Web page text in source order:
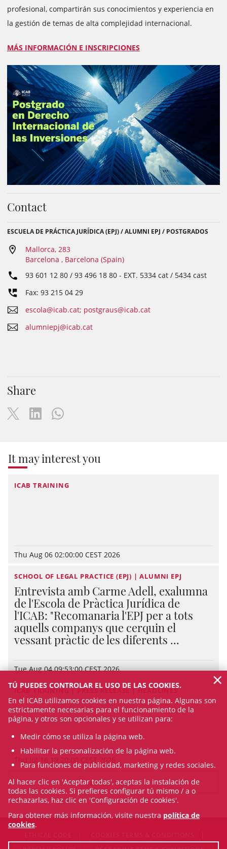
profesional, compartirán sus conocimientos y experiencia en
la gestión de temas de alta complejidad internacional.
MÁS INFORMACIÓN E INSCRIPCIONES
Contact
ESCUELA DE PRÁCTICA JURÍDICA (EPJ) / ALUMNI EPJ / POSTGRADOS
Mallorca, 283
Barcelona , Barcelona (Spain)
93 601 12 80 / 93 496 18 80 - EXT. 5334 cat / 5434 cast
Fax: 93 215 04 29
escola@icab.cat; postgraus@icab.cat
alumniepj@icab.cat
Share
It may interest you
ICAB TRAINING
Thu Aug 06 02:00:00 CEST 2026
SCHOOL OF LEGAL PRACTICE (EPJ) | ALUMNI EPJ
Entrevista amb Carme Adell, exalumna
de l'Escola de Pràctica Jurídica de
l'ICAB: "Recomanaria l'EPJ per a tots
aquells companys que cerquin el
vessant pràctic de les diferents ...
Tue Aug 04 09:53:00 CEST 2026
ICAB TRAINING | PRESS RELEASE | HEADLINES
Thu Jul 16 19:20:00 CEST 2026
SEE ALL NEWS
TÚ PUEDES CONTROLAR EL USO DE LAS COOKIES.
En el ICAB utilizamos cookies en nuestra página. Algunas son
estrictamente necesarias para el funcionamiento de la
página, y otros son opcionales y se utilizan para:
Medir cómo se utiliza la página web.
Habilitar la personalización de la página web.
Para funciones de publicidad, marketing y redes sociales.
Al hacer clic en 'Aceptar todas', aceptas la instalación de
todas las cookies. Si prefieres configurar tú mismo / a o
rechazarlas, haz clic en 'Configuración de cookies'.
Para obtener más información, visite nuestra política de
cookies.
×